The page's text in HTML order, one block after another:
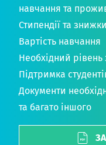
навчання та
Стипендії та знижки
Вартість навчання
Необхідний рівень
Підтримка
Документи
та багато іншого